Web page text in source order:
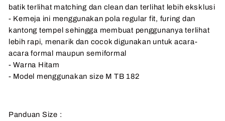
batik terlihat matching dan clean dan terlihat lebih eksklusi
- Kemeja ini menggunakan pola regular fit, furing dan
kantong tempel sehingga membuat penggunanya terlihat
lebih rapi, menarik dan cocok digunakan untuk acara-
acara formal maupun semiformal
- Warna Hitam
- Model menggunakan size M TB 182
Panduan Size :